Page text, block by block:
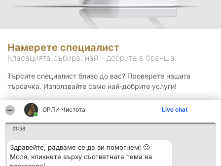
ОРЛИ Чистота Live chat
01:58
Здравейте, радваме се да ви помогнем! 🙂
Моля, кликнете върху съответната тема на
Намерете специалист
Класацията събира, най - добрите в бранша.
Търсите специалист близо до вас? Проверете нашата
търсачка. Използвайте само най-добрите услуги!